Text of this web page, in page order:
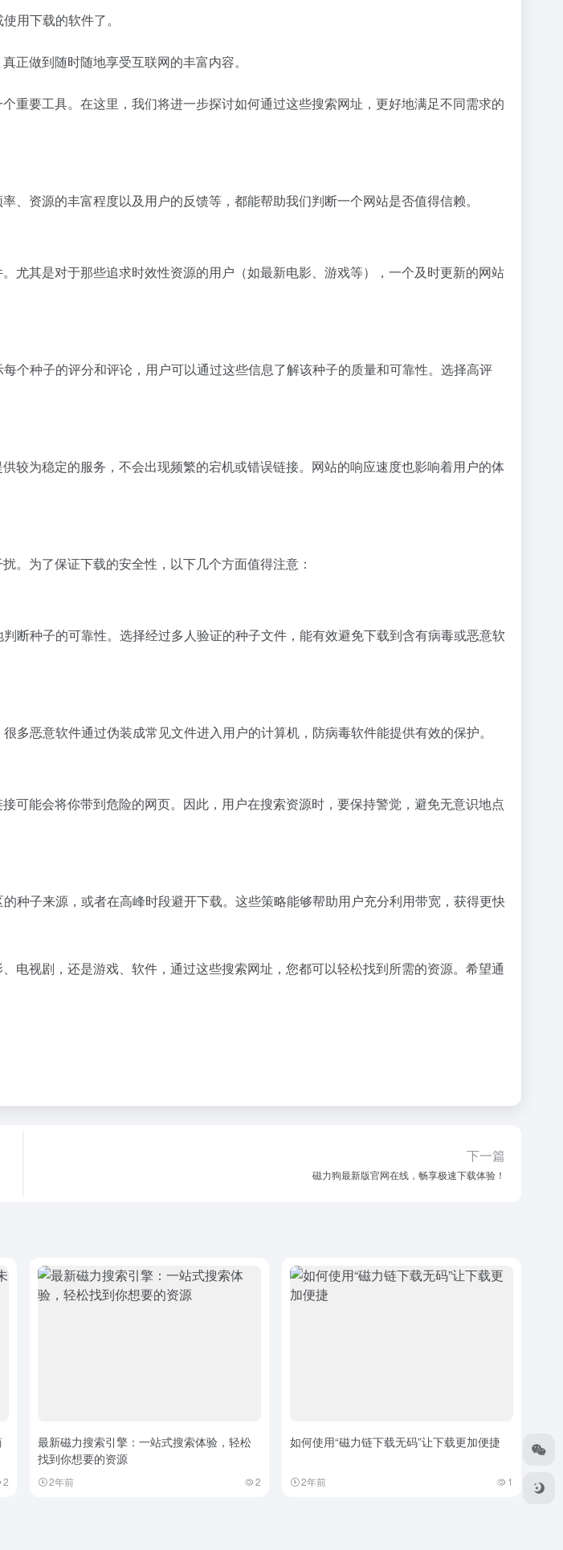
用下载的软件了。
正做到随时随地享受互联网的丰富内容。
重要工具。在这里，我们将进一步探讨如何通过这些搜索网址，更好地满足不同需求的
资源的丰富程度以及用户的反馈等，都能帮助我们判断一个网站是否值得信赖。
尤其是对于那些追求时效性资源的用户（如最新电影、游戏等），一个及时更新的网站
个种子的评分和评论，用户可以通过这些信息了解该种子的质量和可靠性。选择高评
较为稳定的服务，不会出现频繁的宕机或错误链接。网站的响应速度也影响着用户的体
。为了保证下载的安全性，以下几个方面值得注意：
断种子的可靠性。选择经过多人验证的种子文件，能有效避免下载到含有病毒或恶意软
恶意软件通过伪装成常见文件进入用户的计算机，防病毒软件能提供有效的保护。
可能会将你带到危险的网页。因此，用户在搜索资源时，要保持警觉，避免无意识地点
种子来源，或者在高峰时段避开下载。这些策略能够帮助用户充分利用带宽，获得更快
电视剧，还是游戏、软件，通过这些搜索网址，您都可以轻松找到所需的资源。希望通
下一篇
磁力狗最新版官网在线，畅享极速下载体验！
2
最新磁力搜索引擎：一站式搜索体验，轻松
找到你想要的资源
2年前 2
如何使用“磁力链下载无码”让下载更加便捷
2年前 1